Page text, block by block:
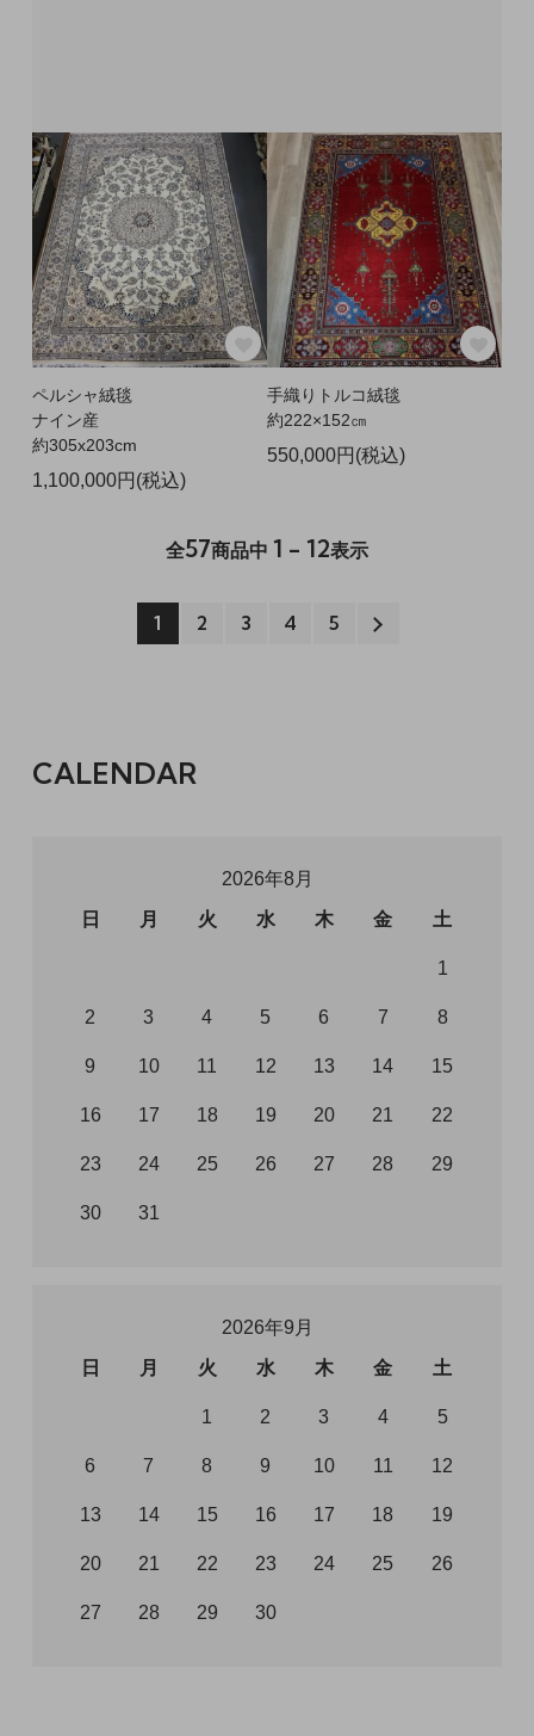
ペルシャ絨毯
ナイン産
約305x203cm
1,100,000円(税込)
手織りトルコ絨毯
約222×152㎝
550,000円(税込)
全57商品中 1 - 12表示
1 2 3 4 5
CALENDAR
2026年8月
日
月 火 水 木 金 土
1
2 3 4 5 6 7 8
9 10 11 12 13 14 15
16 17 18 19 20 21 22
23 24 25 26 27 28 29
30 31
2026年9月
日
月 火 水 木 金 土
1 2 3 4 5
6 7 8 9 10 11 12
13 14 15 16 17 18 19
20 21 22 23 24 25 26
27 28 29 30